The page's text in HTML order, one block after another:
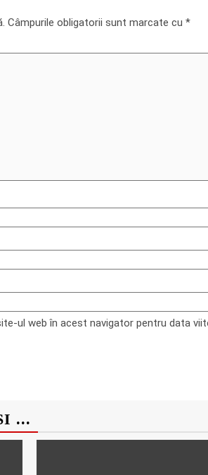
Câmpurile obligatorii sunt marcate cu *
ul web în acest navigator pentru data
...